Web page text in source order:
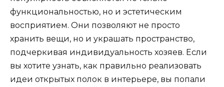
функциональностью, но и эстетическим
восприятием. Они позволяют не просто
хранить вещи, но и украшать пространство,
подчеркивая индивидуальность хозяев. Если
вы хотите узнать, как правильно реализовать
идеи открытых полок в интерьере, вы попали